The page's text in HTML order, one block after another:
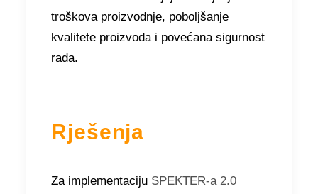
troškova proizvodnje, poboljšanje
kvalitete proizvoda i povećana sigurnost
rada.
Rješenja
Za implementaciju SPEKTER-a 2.0